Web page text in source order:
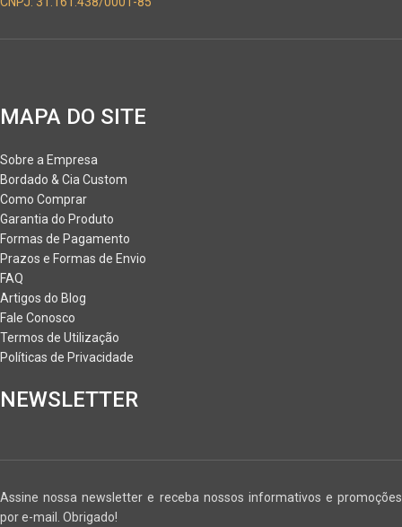
MAPA DO SITE
Sobre a Empresa
Bordado & Cia Custom
Como Comprar
Garantia do Produto
Formas de Pagamento
Prazos e Formas de Envio
FAQ
Artigos do Blog
Fale Conosco
Termos de Utilização
Políticas de Privacidade
NEWSLETTER
Assine nossa newsletter e receba nossos informativos e promoções
por e-mail. Obrigado!